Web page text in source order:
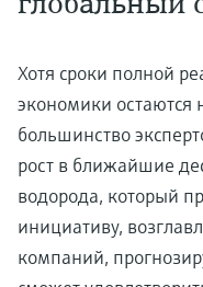
Хотя сроки полной
экономики
большинство
рост в ближайшие
водорода, который
инициативу,
компаний,